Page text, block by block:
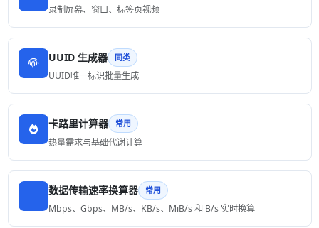
录制屏幕、窗口、标签页视频
UUID 生成器 同类
UUID唯一标识批量生成
卡路里计算器 常用
热量需求与基础代谢计算
数据传输速率换算器 常用
Mbps、Gbps、MB/s、KB/s、MiB/s 和 B/s 实时换算